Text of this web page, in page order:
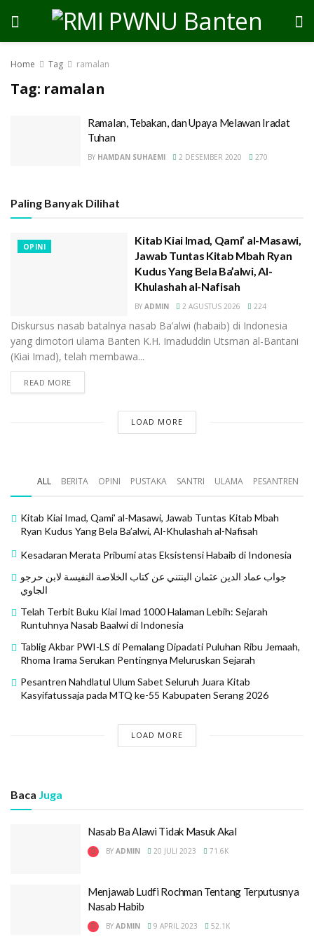
Home Tag ramalan
Tag: ramalan
Ramalan, Tebakan, dan Upaya Melawan Iradat
Tuhan
BY HAMDAN SUHAEMI 2 DESEMBER 2020 270
Paling Banyak Dilihat
OPINI
Kitab Kiai Imad, Qami’ al-Masawi,
Jawab Tuntas Kitab Mbah Ryan
Kudus Yang Bela Ba’alwi, Al-
Khulashah al-Nafisah
BY ADMIN 2 AGUSTUS 2026 224
Diskursus nasab batalnya nasab Ba’alwi (habaib) di Indonesia
yang dimotori ulama Banten K.H. Imaduddin Utsman al-Bantani
(Kiai Imad), telah membawa...
READ MORE
LOAD MORE
ALL BERITA OPINI PUSTAKA SANTRI ULAMA PESANTREN
Kitab Kiai Imad, Qami’ al-Masawi, Jawab Tuntas Kitab Mbah
Ryan Kudus Yang Bela Ba’alwi, Al-Khulashah al-Nafisah
Kesadaran Merata Pribumi atas Eksistensi Habaib di Indonesia
جواب عماد الدين عثمان البنتني عن كتاب الخلاصة النفيسة لابن حرجو
الجاوي
Telah Terbit Buku Kiai Imad 1000 Halaman Lebih: Sejarah
Runtuhnya Nasab Baalwi di Indonesia
Tablig Akbar PWI-LS di Pemalang Dipadati Puluhan Ribu Jemaah,
Rhoma Irama Serukan Pentingnya Meluruskan Sejarah
Pesantren Nahdlatul Ulum Sabet Seluruh Juara Kitab
Kasyifatussaja pada MTQ ke-55 Kabupaten Serang 2026
LOAD MORE
Baca Juga
Nasab Ba Alawi Tidak Masuk Akal
BY ADMIN 20 JULI 2023 71.6K
Menjawab Ludfi Rochman Tentang Terputusnya
Nasab Habib
BY ADMIN 9 APRIL 2023 52.1K